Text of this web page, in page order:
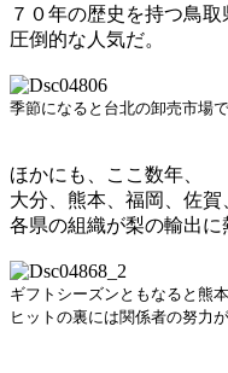
７０年の歴史を持つ鳥
圧倒的な人気だ。
季節になると台北の卸売市場
ほかにも、ここ数年、
大分、熊本、福岡、佐
各県の組織が梨の輸出に
ギフトシーズンともなると熊
ヒットの裏には関係者の努力が